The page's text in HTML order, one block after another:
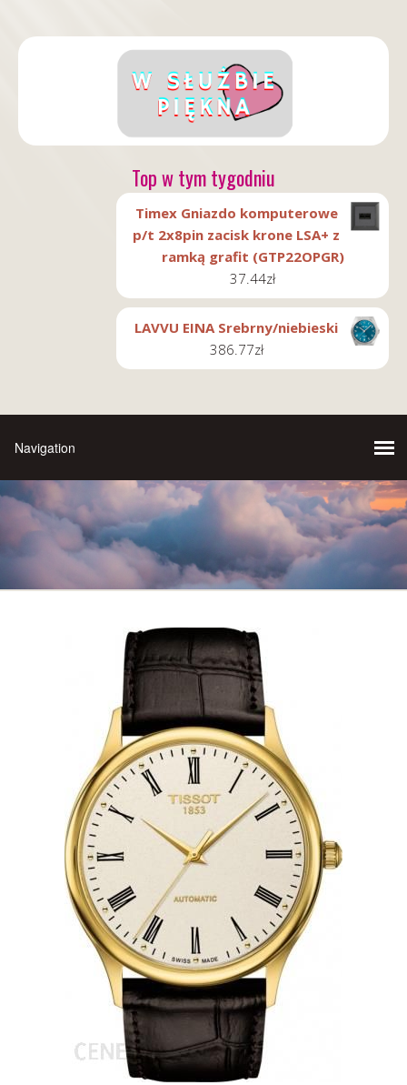
Top w tym tygodniu
Timex Gniazdo komputerowe
p/t 2x8pin zacisk krone LSA+ z
ramką grafit (GTP22OPGR)
37.44zł
LAVVU EINA Srebrny/niebieski
386.77zł